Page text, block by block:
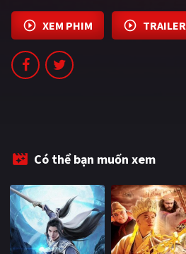
CẬP NHẬT
PHIM MỚI
TUYỂN TẬP PHIM
BLOG
XEM PHIM TRAILER
Có thể bạn muốn xem